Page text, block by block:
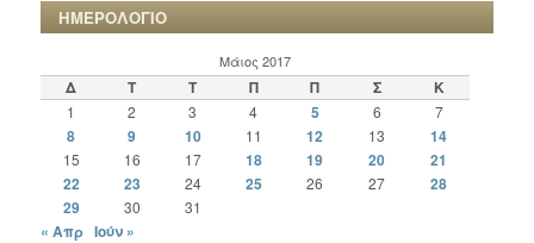
ΗΜΕΡΟΛΟΓΙΟ
Μάιος 2017
Δ Τ Τ Π Π Σ Κ
1 2 3 4 5 6 7
8 9 10 11 12 13 14
15 16 17 18 19 20
21
22
23 24 25 26 27
28
29
30 31
« Απρ Ιούν »